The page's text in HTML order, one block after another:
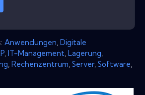
Anwendungen Digitale
IT-Management Lagerung
Rechenzentrum Server, Software